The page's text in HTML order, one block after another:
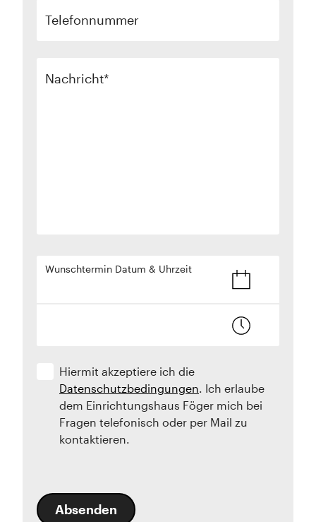
Telefonnummer
Nachricht
Wunschtermin Datum & Uhrzeit
Hiermit akzeptiere ich die
Datenschutzbedingungen. Ich erlaube
dem Einrichtungshaus Föger mich bei
Fragen telefonisch oder per Mail zu
kontaktieren.
Absenden